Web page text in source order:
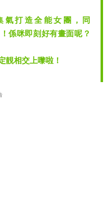
氣打造全能女團，同
係咪即刻好有畫面呢？
靚相交上嚟啦！